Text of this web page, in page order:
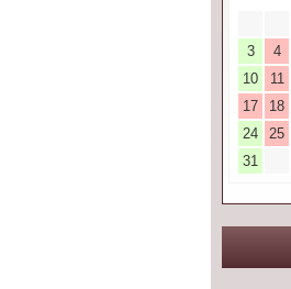
3
4
10
11
17
18
24
25
31